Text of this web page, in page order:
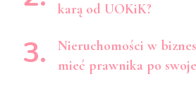
karą od UOKiK?
Nieruchomości w
mieć prawnika po